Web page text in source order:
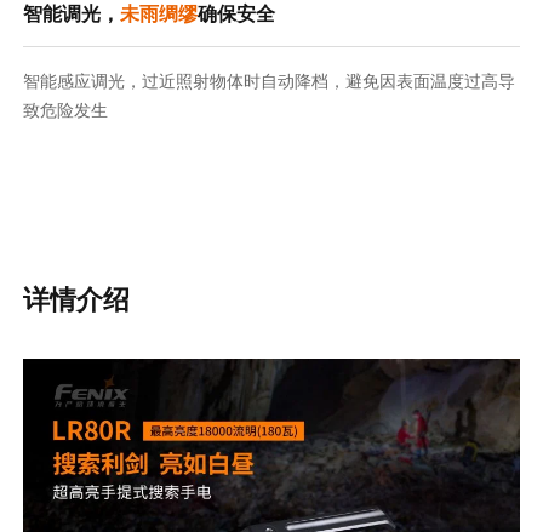
智能调光，未雨绸缪确保安全
智能感应调光，过近照射物体时自动降档，避免因表面温度过高导
致危险发生
详情介绍